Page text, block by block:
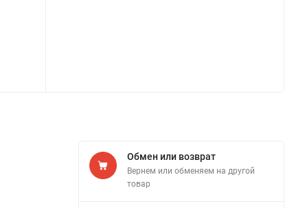
Обмен или возврат
Вернем или обменяем на другой
товар